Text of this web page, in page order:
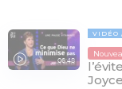
06:48
VIDÉO
Joyce